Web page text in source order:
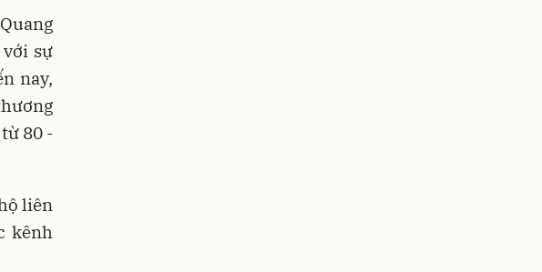
với sự
nay,
80 -
liên
kênh